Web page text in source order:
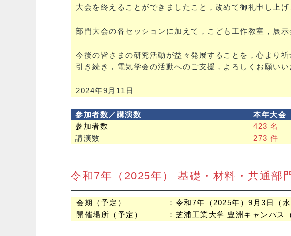
大会を終えることができましたこと，改めて御礼申し上げ
部門大会の各セッションに加えて，こども工作教室，展
今後の皆さまの研究活動が益々発展することを，心より祈
引き続き，電気学会の活動へのご支援，よろしくお願いい
2024年9月11日
参加者数／講演数 本年大会
参加者数
423 名
講演数
273 件
令和7年（2025年） 基礎・材料・共通部
会期（予定）
：令和7年（2025年）9月3日（
開催場所（予定）
：芝浦工業大学 豊洲キャンパ